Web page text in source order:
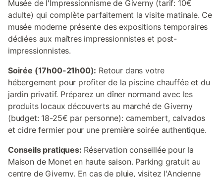
Musée de l'Impressionnisme de Giverny (tarif: 10€
adulte) qui complète parfaitement la visite matinale. Ce
musée moderne présente des expositions temporaires
dédiées aux maîtres impressionnistes et post-
impressionnistes.
Soirée (17h00-21h00): Retour dans votre
hébergement pour profiter de la piscine chauffée et du
jardin privatif. Préparez un dîner normand avec les
produits locaux découverts au marché de Giverny
(budget: 18-25€ par personne): camembert, calvados
et cidre fermier pour une première soirée authentique.
Conseils pratiques: Réservation conseillée pour la
Maison de Monet en haute saison. Parking gratuit au
centre de Giverny. En cas de pluie, visitez l'Ancienne